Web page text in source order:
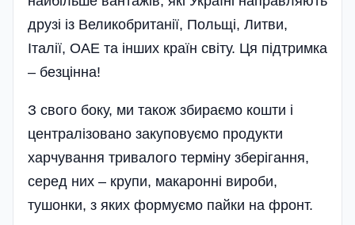
друзі із Великобританії, Польщі, Литви,
Італії, ОАЕ та інших країн світу. Ця підтримка
– безцінна!
З свого боку, ми також збираємо кошти і
централізовано закуповуємо продукти
харчування тривалого терміну зберігання,
серед них – крупи, макаронні вироби,
тушонки, з яких формуємо пайки на фронт.